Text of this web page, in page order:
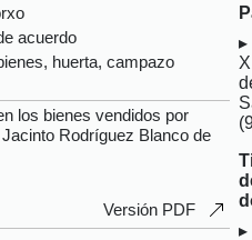
acuerdo
huerta, campazo
los bienes vendidos por
Rodríguez Blanco de
Versión PDF